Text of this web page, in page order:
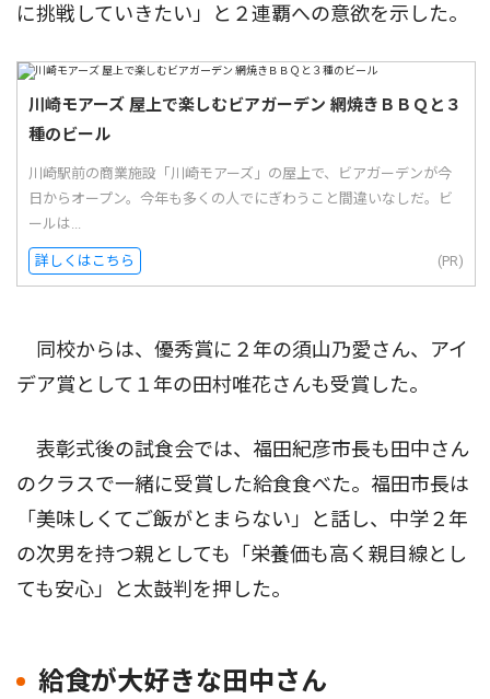
に挑戦していきたい」と２連覇への意欲を示した。
川崎モアーズ 屋上で楽しむビアガーデン 網焼きＢＢＱと３
種のビール
川崎駅前の商業施設「川崎モアーズ」の屋上で、ビアガーデンが今
日からオープン。今年も多くの人でにぎわうこと間違いなしだ。ビ
ールは...
詳しくはこちら (PR)
同校からは、優秀賞に２年の須山乃愛さん、アイ
デア賞として１年の田村唯花さんも受賞した。
表彰式後の試食会では、福田紀彦市長も田中さん
のクラスで一緒に受賞した給食食べた。福田市長は
「美味しくてご飯がとまらない」と話し、中学２年
の次男を持つ親としても「栄養価も高く親目線とし
ても安心」と太鼓判を押した。
給食が大好きな田中さん